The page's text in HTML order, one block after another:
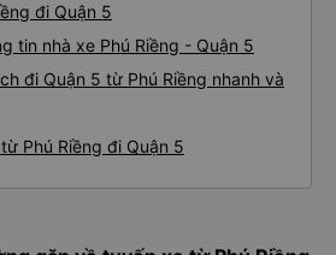
đi Quận 5
tin nhà xe Phú Riềng - Quận 5
đi Quận 5 từ Phú Riềng nhanh và
Phú Riềng đi Quận 5